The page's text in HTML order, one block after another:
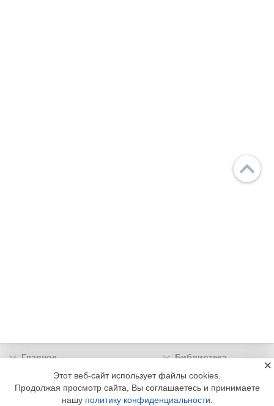
Главное
Библиотека
Подписка
Реклама
Информация
Этот веб-сайт использует файлы cookies.
Продолжая просмотр сайта, Вы соглашаетесь и принимаете
нашу политику конфиденциальности
×